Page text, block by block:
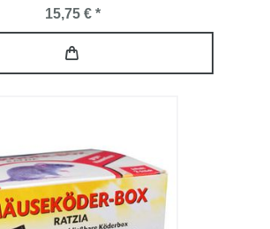
15,75 € *